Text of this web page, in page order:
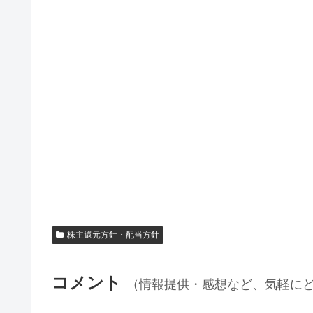
株主還元方針・配当方針
コメント （情報提供・感想など、気軽に